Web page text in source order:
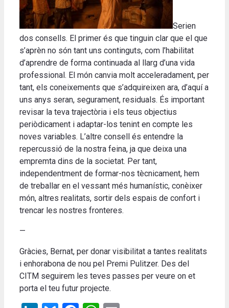
Serien
dos consells. El primer és que tinguin clar que el que
s’aprèn no són tant uns continguts, com l’habilitat
d’aprendre de forma continuada al llarg d’una vida
professional. El món canvia molt acceleradament, per
tant, els coneixements que s’adquireixen ara, d’aquí a
uns anys seran, segurament, residuals. És important
revisar la teva trajectòria i els teus objectius
periòdicament i adaptar-los tenint en compte les
noves variables. L’altre consell és entendre la
repercussió de la nostra feina, ja que deixa una
empremta dins de la societat. Per tant,
independentment de formar-nos tècnicament, hem
de treballar en el vessant més humanístic, conèixer
món, altres realitats, sortir dels espais de confort i
trencar les nostres fronteres.
—
Gràcies, Bernat, per donar visibilitat a tantes realitats
i enhorabona de nou pel Premi Pulitzer. Des del
CITM seguirem les teves passes per veure on et
porta el teu futur projecte.